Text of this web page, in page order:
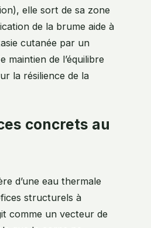
elle sort de sa zone
de la brume aide à
cutanée par un
maintien de l’équilibre
la résilience de la
concrets au
d’une eau thermale
structurels à
comme un vecteur de